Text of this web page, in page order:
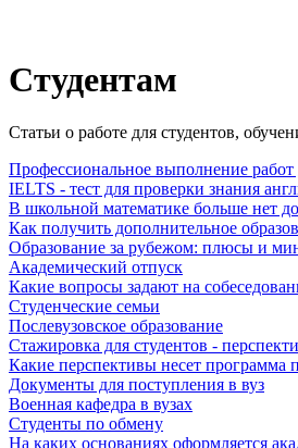
Студентам
Статьи о работе для студентов,
Профессиональное выполнение работ
IELTS - тест для проверки знания
В школьной математике больше нет
Как получить дополнительное
Образование за рубежом: плюсы и
Академический отпуск
Какие вопросы задают на
Студенческие семьи
Послевузовское образование
Стажировка для студентов -
Какие перспективы несет программа
Документы для поступления в вуз
Военная кафедра в вузах
Студенты по обмену
На каких основаниях оформляется